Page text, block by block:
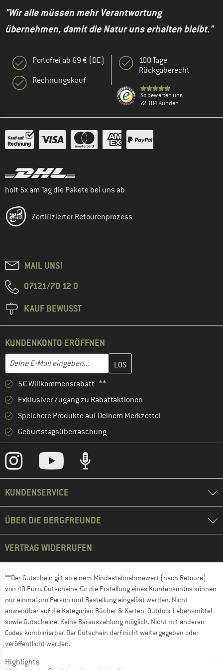
"Wir alle müssen mehr Verantwortung
übernehmen, damit die Natur uns erhalten bleibt."
Portofrei ab 69 € (DE)
Rechnungskauf
100 Tage
Rückgaberecht
So bewerten uns
72.104 Kunden
holt 5x am Tag die Pakete bei uns ab
Zertifizierter Retourenprozess
MAIL UNS!
07121/70 12 0
KAUF BEWUSST
KUNDENKONTO ERÖFFNEN
E-Mail-Adresse
Gib hier deine E-Mail-Adresse ein und erstelle im nächsten
5€ Willkommensrabatt **
Exklusiver Zugang zu Rabattaktionen
Speichere Produkte auf Deinem Merkzettel
Geburtstagsüberraschung
KUNDENSERVICE
ÜBER DIE BERGFREUNDE
VERTRAG WIDERRUFEN
**Der Gutschein gilt ab einem Mindestabnahmewert (nach Retoure)
von 40 Euro. Gutscheine für die Erstellung eines Kundenkontos können
nur einmal pro Person und Bestellung eingelöst werden. Nicht
anwendbar auf die Kategorien Bücher & Karten, Outdoor Lebensmittel
sowie Gutscheine. Keine Barauszahlung möglich. Nicht mit anderen
Codes kombinierbar. Der Gutschein darf nicht weitergegeben oder
veröffentlicht werden.
Highlights